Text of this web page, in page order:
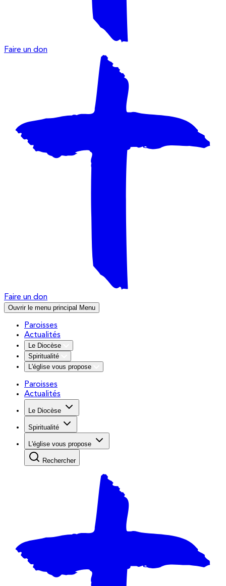
Faire un don
Faire un don
Ouvrir le menu principal Menu
Paroisses
Actualités
Le Diocèse
Spiritualité
L'église vous propose
Paroisses
Actualités
Le Diocèse
Spiritualité
L'église vous propose
Rechercher